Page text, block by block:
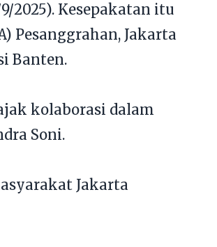
2025). Kesepakatan itu
Pesanggrahan, Jakarta
Banten.
kolaborasi dalam
Soni.
Jakarta